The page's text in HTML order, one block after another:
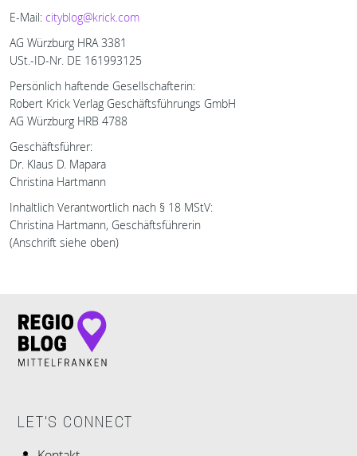
E-Mail: cityblog@krick.com
AG Würzburg HRA 3381
USt.-ID-Nr. DE 161993125
Persönlich haftende Gesellschafterin:
Robert Krick Verlag Geschäftsführungs GmbH
AG Würzburg HRB 4788
Geschäftsführer:
Dr. Klaus D. Mapara
Christina Hartmann
Inhaltlich Verantwortlich nach § 18 MStV:
Christina Hartmann, Geschäftsführerin
(Anschrift siehe oben)
LET'S CONNECT